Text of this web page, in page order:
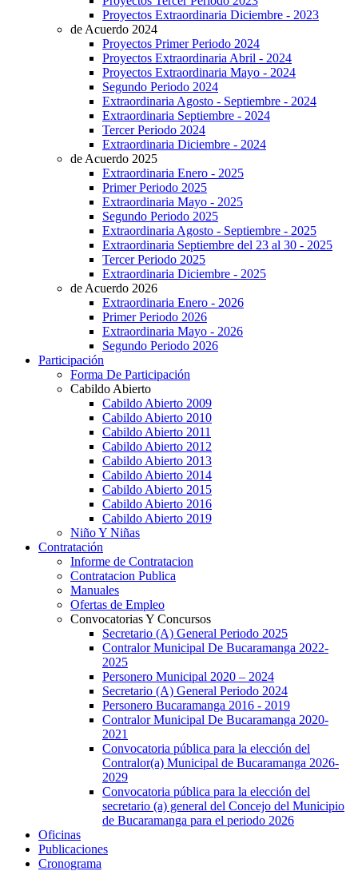
Proyectos Extraordinaria Diciembre - 2023
de Acuerdo 2024
Proyectos Primer Periodo 2024
Proyectos Extraordinaria Abril - 2024
Proyectos Extraordinaria Mayo - 2024
Segundo Periodo 2024
Extraordinaria Agosto - Septiembre - 2024
Extraordinaria Septiembre - 2024
Tercer Periodo 2024
Extraordinaria Diciembre - 2024
de Acuerdo 2025
Extraordinaria Enero - 2025
Primer Periodo 2025
Extraordinaria Mayo - 2025
Segundo Periodo 2025
Extraordinaria Agosto - Septiembre - 2025
Extraordinaria Septiembre del 23 al 30 - 2025
Tercer Periodo 2025
Extraordinaria Diciembre - 2025
de Acuerdo 2026
Extraordinaria Enero - 2026
Primer Periodo 2026
Extraordinaria Mayo - 2026
Segundo Periodo 2026
Participación
Forma De Participación
Cabildo Abierto
Cabildo Abierto 2009
Cabildo Abierto 2010
Cabildo Abierto 2011
Cabildo Abierto 2012
Cabildo Abierto 2013
Cabildo Abierto 2014
Cabildo Abierto 2015
Cabildo Abierto 2016
Cabildo Abierto 2019
Niño Y Niñas
Contratación
Informe de Contratacion
Contratacion Publica
Manuales
Ofertas de Empleo
Convocatorias Y Concursos
Secretario (A) General Periodo 2025
Contralor Municipal De Bucaramanga 2022-
2025
Personero Municipal 2020 – 2024
Secretario (A) General Periodo 2024
Personero Bucaramanga 2016 - 2019
Contralor Municipal De Bucaramanga 2020-
2021
Convocatoria pública para la elección del
Contralor(a) Municipal de Bucaramanga 2026-
2029
Convocatoria pública para la elección del
secretario (a) general del Concejo del Municipio
de Bucaramanga para el periodo 2026
Oficinas
Publicaciones
Cronograma